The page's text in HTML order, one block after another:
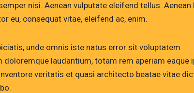
nisi. Aenean vulputate eleifend tellus. Aenean
eu, consequat vitae, eleifend ac, enim.
unde omnis iste natus error sit voluptatem
doloremque laudantium, totam rem aperiam eaque
veritatis et quasi architecto beatae vitae